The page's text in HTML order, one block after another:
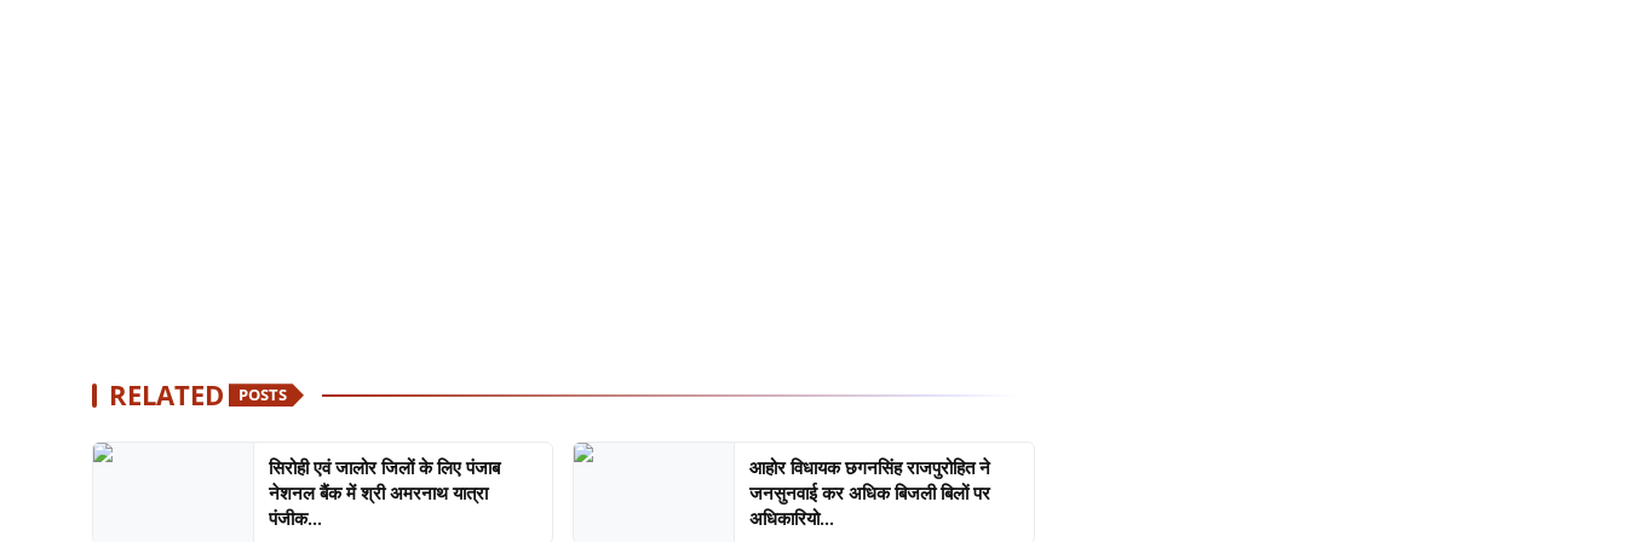
RELATED POSTS
सिरोही एवं जालोर जिलों के लिए पंजाब
नेशनल बैंक में श्री अमरनाथ यात्रा
पंजीक...
आहोर विधायक छगनसिंह राजपुरोहित ने
जनसुनवाई कर अधिक बिजली बिलों पर
अधिकारियो...